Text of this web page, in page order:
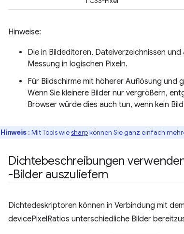
Hinweise:
Die in Bildeditoren, Dateiverzeichnissen
Messung in logischen Pixeln.
Für Bildschirme mit höherer Auflösung und
Wenn Sie kleinere Bilder nur vergrößern,
Browser würde dies auch tun, wenn kein
Hinweis : Mit Tools wiesharpkönnen Sie ganz einfach
Dichtebeschreibungen
-Bilder auszuliefern
Dichtedeskriptoren können in Verbindung mit
devicePixelRatios unterschiedliche Bilder